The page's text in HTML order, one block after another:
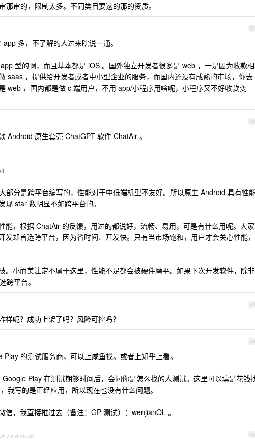
那审的，限制太多。不同类目要这的那的资质。
31
多，不了解的人过来瞎说一通。
型的啊，而且基本都是 iOS 。国外独立开发者很多是 web ，一是因为收款相
saas ，提供给开发者或者中小型企业的服务，而国内还没有成熟的市场，你去
web ，国内都是做 c 端用户，不用 app/小程序用啥呢，小程序又不好收款变
32
Android 原生套壳 ChatGPT 软件 ChatAir 。
部分是跨平台编写的，性能对于中低端机型不友好。所以原生 Android 具有性
现 star 数明显不如跨平台的。
能，根据 ChatAir 的反馈，用过的都说好，流畅、易用，可是有什么用呢。大家
发却首选跨平台，因为省时间、开发快。只有当市场饱和，用户才会关心性能，
。小而美注定不属于这里，性能不足都会被硬件磨平。如果下次开发软件，除非
跨平台。
33
样呢？成功上架了吗？风险可控吗？
34
的测试服务商，可以上咸鱼找。或者上知乎上看。
Play 在测试期够时间后，会问你是怎么找的人测试。这里可以填是花钱
我写的是正经应用，所以现在也没有什么问题。
信，我直接推过去（备注：GP 测试）：wenjianQL 。
35
via Android